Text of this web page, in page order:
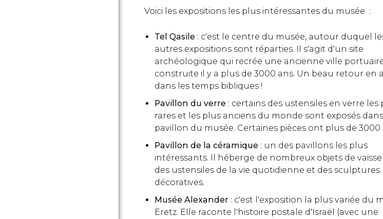
Voici les expositions les plus intéressantes du musée :
Tel Qasile : c'est le centre du musée, autour duquel
autres expositions sont réparties. Il s'agit d'un site
archéologique qui recrée une ancienne ville
construite il y a plus de 3000 ans. Un beau retour en
dans les temps bibliques !
Pavillon du verre : certains des ustensiles en verre les
rares et les plus anciens du monde sont exposés
pavillon du musée. Certaines pièces ont plus de 3000
Pavillon de la céramique : un des pavillons les plus
intéressants. Il héberge de nombreux objets de
des ustensiles de la vie quotidienne et des sculptures
décoratives.
Musée Alexander : c'est l'exposition la plus variée du
Eretz. Elle raconte l'histoire postale d'Israël (avec une